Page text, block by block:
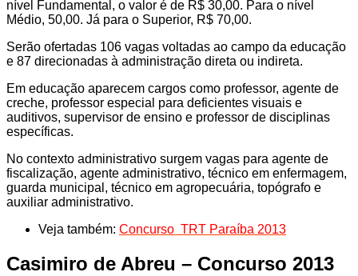
nível Fundamental, o valor é de R$ 30,00. Para o nível
Médio, 50,00. Já para o Superior, R$ 70,00.
Serão ofertadas 106 vagas voltadas ao campo da educação
e 87 direcionadas à administração direta ou indireta.
Em educação aparecem cargos como professor, agente de
creche, professor especial para deficientes visuais e
auditivos, supervisor de ensino e professor de disciplinas
específicas.
No contexto administrativo surgem vagas para agente de
fiscalização, agente administrativo, técnico em enfermagem,
guarda municipal, técnico em agropecuária, topógrafo e
auxiliar administrativo.
Veja também: Concurso TRT Paraíba 2013
Casimiro de Abreu – Concurso 2013